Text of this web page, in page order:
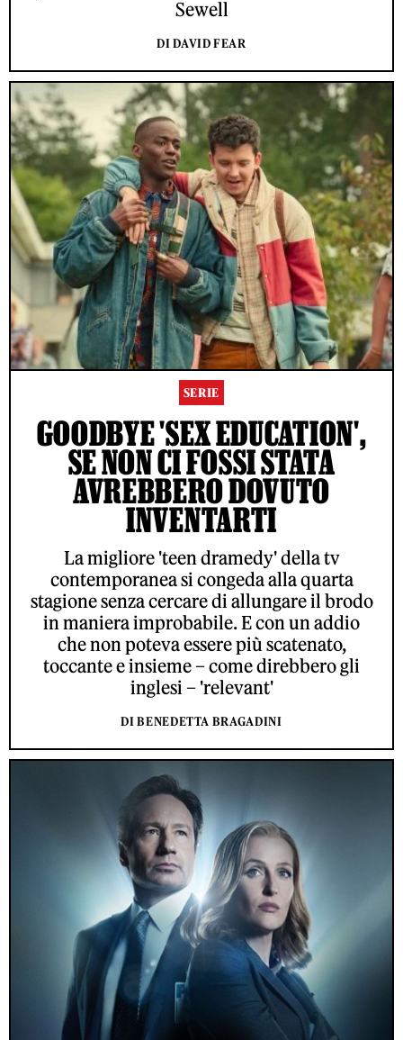
Sewell
DI DAVID FEAR
SERIE
GOODBYE 'SEX EDUCATION',
SE NON CI FOSSI STATA
AVREBBERO DOVUTO
INVENTARTI
La migliore 'teen dramedy' della tv
contemporanea si congeda alla quarta
stagione senza cercare di allungare il brodo
in maniera improbabile. E con un addio
che non poteva essere più scatenato,
toccante e insieme – come direbbero gli
inglesi – 'relevant'
DI BENEDETTA BRAGADINI